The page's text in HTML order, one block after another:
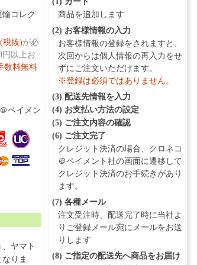
輸コレク
税抜)が必
円以上お
数料無料
ペイメン
ヤマト
りま
商品を追加します
(2) お客様情報の入力
お客様情報の登録をされますと、
次回からは個人情報の再入力をせ
ずにご注文いただけます。
※登録は必須ではありません。
(3) 配送先情報を入力
(4) お支払い方法の設定
(5) ご注文内容の確認
(6) ご注文完了
クレジット決済の場合、クロネコ
＠ペイメント社の画面に遷移して
クレジット決済のお手続きがあり
ます。
(7) 各種メール
注文受注時、配送完了時に当社よ
りご登録メール宛にメールをお送
りします
(8) ご指定の配送先へ商品をお届け